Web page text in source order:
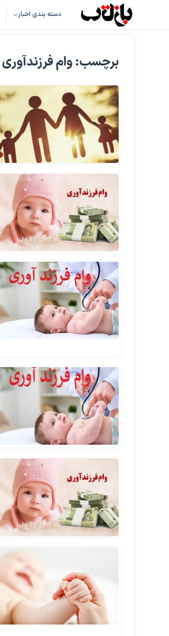
دسته بندی اخبار
برچسب: وام فرزندآوری